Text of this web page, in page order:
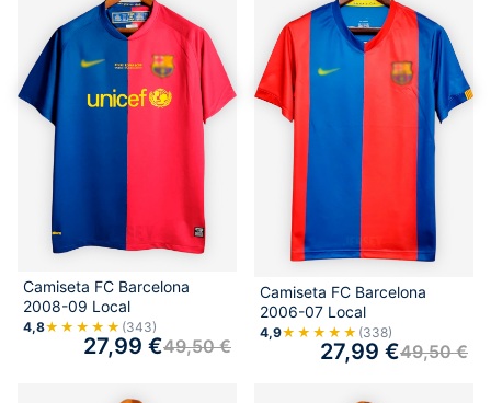
Camiseta FC Barcelona
2008-09 Local
4,8★★★★★ (343)
49,50€
27,99 €
Camiseta FC Barcelona
2006-07 Local
4,9★★★★★ (338)
49,50€
27,99 €